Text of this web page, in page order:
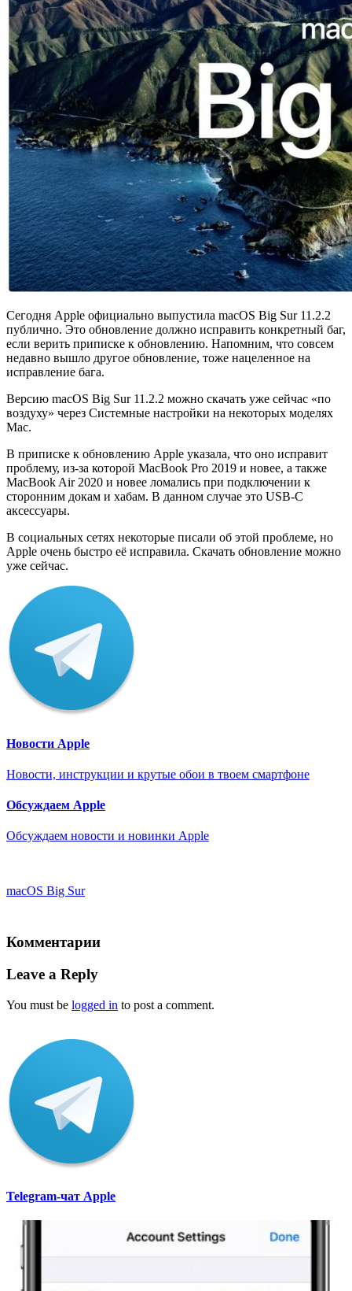
Сегодня Apple официально выпустила macOS Big Sur 11.2.2
публично. Это обновление должно исправить конкретный баг,
если верить приписке к обновлению. Напомним, что совсем
недавно вышло другое обновление, тоже нацеленное на
исправление бага.
Версию macOS Big Sur 11.2.2 можно скачать уже сейчас «по
воздуху» через Системные настройки на некоторых моделях
Mac.
В приписке к обновлению Apple указала, что оно исправит
проблему, из-за которой MacBook Pro 2019 и новее, а также
MacBook Air 2020 и новее ломались при подключении к
сторонним докам и хабам. В данном случае это USB-C
аксессуары.
В социальных сетях некоторые писали об этой проблеме, но
Apple очень быстро её исправила. Скачать обновление можно
уже сейчас.
Новости Apple
Новости, инструкции и крутые обои в твоем смартфоне
Обсуждаем Apple
Обсуждаем новости и новинки Apple
macOS Big Sur
Комментарии
Leave a Reply
You must be logged in to post a comment.
Telegram-чат Apple